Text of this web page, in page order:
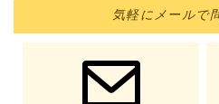
気軽にメールで